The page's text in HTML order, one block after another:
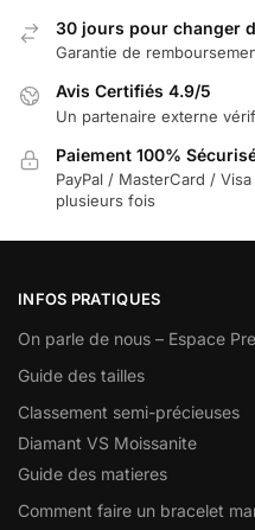
30 jours pour changer
Garantie de
Avis Certifiés 4.9/5
Un partenaire externe
Paiement 100%
PayPal / MasterCard /
plusieurs fois
INFOS PRATIQUES
On parle de nous – Espace
Guide des tailles
Classement semi-précieuses
Diamant VS Moissanite
Guide des matieres
Comment faire un bracelet